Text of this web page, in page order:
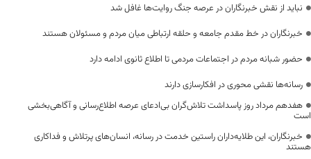
نباید از نقش خبرنگاران در عرصه جنگ روایت‌ها غافل شد
خبرنگاران در خط مقدم جامعه و حلقه ارتباطی میان مردم و مسئولان هستند
حضور شبانه مردم در اجتماعات مردمی تا اطلاع ثانوی ادامه دارد
رسانه‌ها نقشی محوری در افکارسازی دارند
هفدهم مرداد روز پاسداشت تلاش‌گران بی‌ادعای عرصه اطلاع‌رسانی و آگاهی‌بخشی
است
خبرنگاران، این طلایه‌داران راستین خدمت در رسانه، انسان‌های پرتلاش و فداکاری
هستند